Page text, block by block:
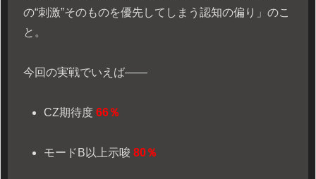
の“刺激”そのものを優先してしまう認知の偏り」のこ
と。
今回の実戦でいえば――
CZ期待度66％
モードB以上示唆80％